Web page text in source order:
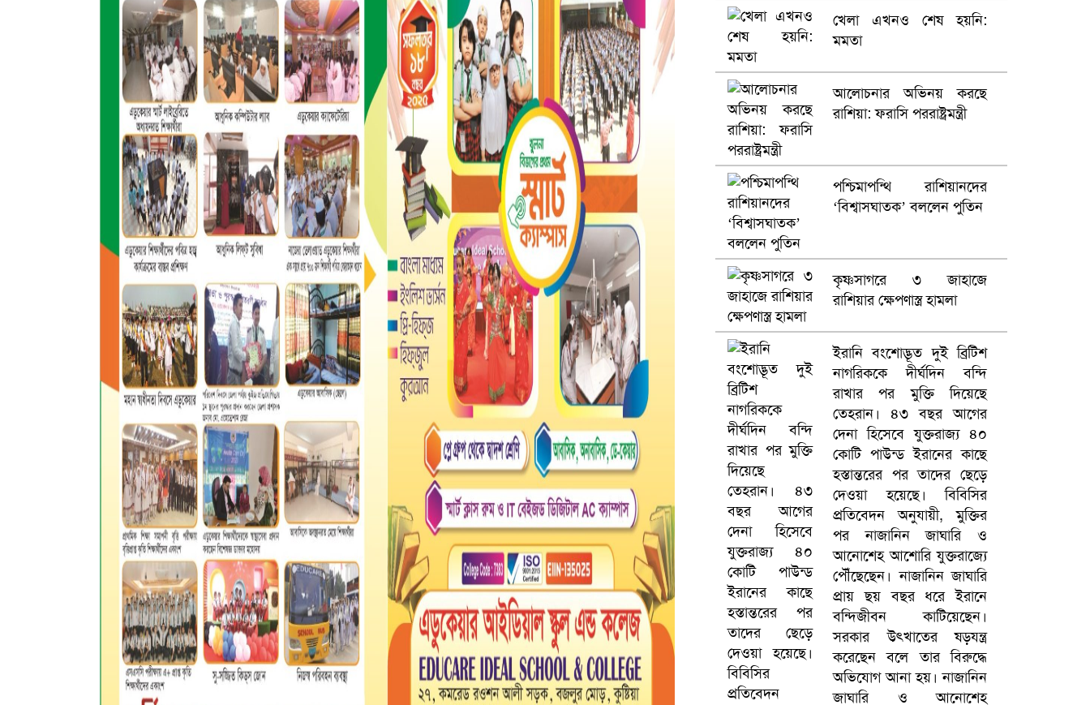
ভারতে ভয়াবহ সড়ক দুর্ঘটনা,
নিহত ১৫
হলিউডে নতুন প্রেমের গুঞ্জন
খেলা এখনও শেষ হয়নি:
মমতা
আলোচনার অভিনয় করছে
রাশিয়া: ফরাসি পররাষ্ট্রমন্ত্রী
পশ্চিমাপন্থি রাশিয়ানদের
‘বিশ্বাসঘাতক’ বললেন পুতিন
কৃষ্ণসাগরে ৩ জাহাজে
রাশিয়ার ক্ষেপণাস্ত্র হামলা
ইরানি বংশোদ্ভূত দুই ব্রিটিশ
নাগরিককে দীর্ঘদিন বন্দি
রাখার পর মুক্তি দিয়েছে
তেহরান। ৪৩ বছর আগের
দেনা হিসেবে যুক্তরাজ্য ৪০
কোটি পাউন্ড ইরানের কাছে
হস্তান্তরের পর তাদের ছেড়ে
দেওয়া হয়েছে। বিবিসির
প্রতিবেদন অনুযায়ী, মুক্তির
পর নাজানিন জাঘারি ও
আনোশেহ আশোরি যুক্তরাজ্যে
পৌঁছেছেন। নাজানিন জাঘারি
প্রায় ছয় বছর ধরে ইরানে
বন্দিজীবন কাটিয়েছেন।
সরকার উৎখাতের ষড়যন্ত্র
করেছেন বলে তার বিরুদ্ধে
অভিযোগ আনা হয়। নাজানিন
জাঘারি ও আনোশেহ